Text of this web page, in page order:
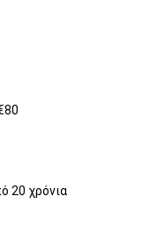
20 χρόνια